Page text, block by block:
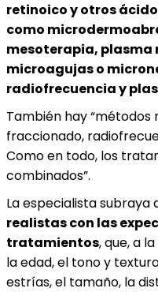
retinoico y otros
como
mesoterapia, plasma
microagujas o
radiofrecuencia y
También hay “métodos
fraccionado,
Como en todo, los
combinados”.
La especialista subraya
realistas con las
tratamientos, que, a
la edad, el tono y
estrías, el tamaño, la